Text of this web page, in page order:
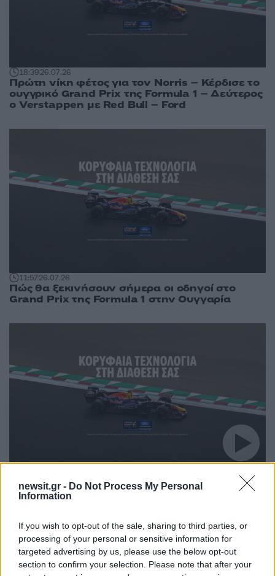
newsit.gr - Do Not Process My Personal
Information
If you wish to opt-out of the sale, sharing to third parties, or
processing of your personal or sensitive information for
targeted advertising by us, please use the below opt-out
section to confirm your selection. Please note that after your
18:3926.07.26
Πρώτη νίκη φέτος για τον Norris – Κέρδισε το
ουγγρικό Grand Prix της Formula 1 – Δεύτερος
ο Verstappen με Red Bull – Ford
11:5726.07.26
Πώς θα ξεκινήσουν σήμερα οι οδηγοί στο
Grand Prix της Formula 1 στην Ουγγαρία
Ο Norris με McLaren στην pole position για το
ουγγρικό Grand Prix της Formula 1